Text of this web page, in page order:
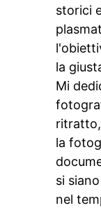
storici
la
Mi
la
si
nel